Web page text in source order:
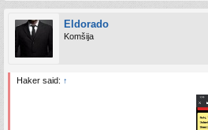
Eldorado
Komšija
Haker said: ↑